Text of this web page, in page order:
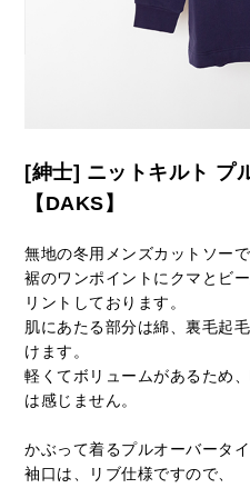
[紳士] ニットキルト プ
【DAKS】
無地の冬用メンズカットソーで
裾のワンポイントにクマとビ
リントしております。
肌にあたる部分は綿、裏毛起
けます。
軽くてボリュームがあるため
は感じません。
かぶって着るプルオーバータイ
袖口は、リブ仕様ですので、